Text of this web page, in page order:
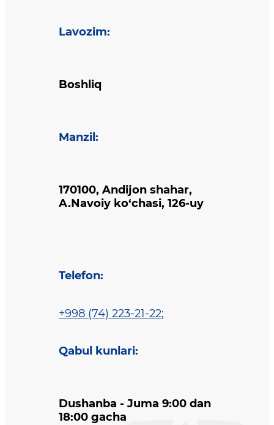
Lavozim:
Boshliq
Manzil :
170100, Andijon shahar,
A.Navoiy ko‘chasi, 126-uy
Telefon:
+998 (74) 223-21-22;
Qabul kunlari:
Dushanba - Juma 9:00 dan
18:00 gacha